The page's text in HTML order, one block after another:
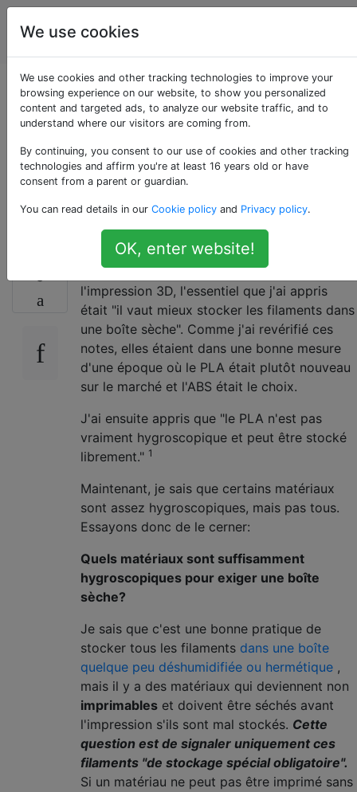
impression
en 3D
Quels filaments
doivent réellement
être stockés dans
une boîte sèche?
9
Alors que je commençais à apprendre
l'impression 3D, l'essentiel que j'ai appris
était "il vaut mieux stocker les filaments dans
une boîte sèche". Comme j'ai revérifié ces
notes, elles étaient dans une bonne mesure
d'une époque où le PLA était plutôt nouveau
sur le marché et l'ABS était le choix.
J'ai ensuite appris que "le PLA n'est pas
vraiment hygroscopique et peut être stocké
librement." 1
Maintenant, je sais que certains matériaux
sont assez hygroscopiques, mais pas tous.
Essayons donc de le cerner:
Quels matériaux sont suffisamment
hygroscopiques pour exiger une boîte
sèche?
Je sais que c'est une bonne pratique de
stocker tous les filaments dans une boîte
quelque peu déshumidifiée ou hermétique ,
mais il y a des matériaux qui deviennent non
imprimables et doivent être séchés avant
l'impression s'ils sont mal stockés. Cette
question est de signaler uniquement ces
filaments "de stockage spécial obligatoire".
Si un matériau ne peut pas être imprimé sans
We use cookies
We use cookies and other tracking technologies to improve your
browsing experience on our website, to show you personalized
content and targeted ads, to analyze our website traffic, and to
understand where our visitors are coming from.
By continuing, you consent to our use of cookies and other tracking
technologies and affirm you're at least 16 years old or have
consent from a parent or guardian.
You can read details in our Cookie policy and Privacy policy.
OK, enter website!